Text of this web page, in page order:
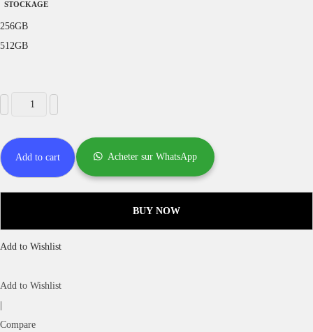
STOCKAGE
256GB
512GB
Add to cart Acheter sur WhatsApp
BUY NOW
Add to Wishlist
Add to Wishlist
Compare